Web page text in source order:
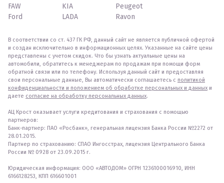
FAW
Ford
KIA
LADA
Peugeot
Ravon
В соответствии со ст. 437 ГК РФ, данный сайт не является публичной офертой
и создан исключительно в информационных целях. Указанные на сайте цены
представлены с учетом скидок. Что бы узнать актуальные цены на
автомобили, обратитесь к менеджерам по продажам при помощи форм
обратной связи или по телефону. Используя данный сайт и предоставляя
свои персональные данные, Вы автоматически соглашаетесь с политикой
конфиденциальности и положением об обработке персональных и данных и
даете согласие на обработку персональных данных.
АЦ Крост оказывает услуги кредитования и страхования с помощью
партнеров:
Банк-партнер: ПАО «Росбанк», генеральная лицензия Банка России №2272 от
28.01.2015.
Партнер по страхованию: СПАО Ингосстрах, лицензия Центрального Банка
России № 0928 от 23.09.2015 г.
Юридическая информация: ООО «АВТОДОМ» ОГРН 1236100016910, ИНН
6166128253, КПП 616601001